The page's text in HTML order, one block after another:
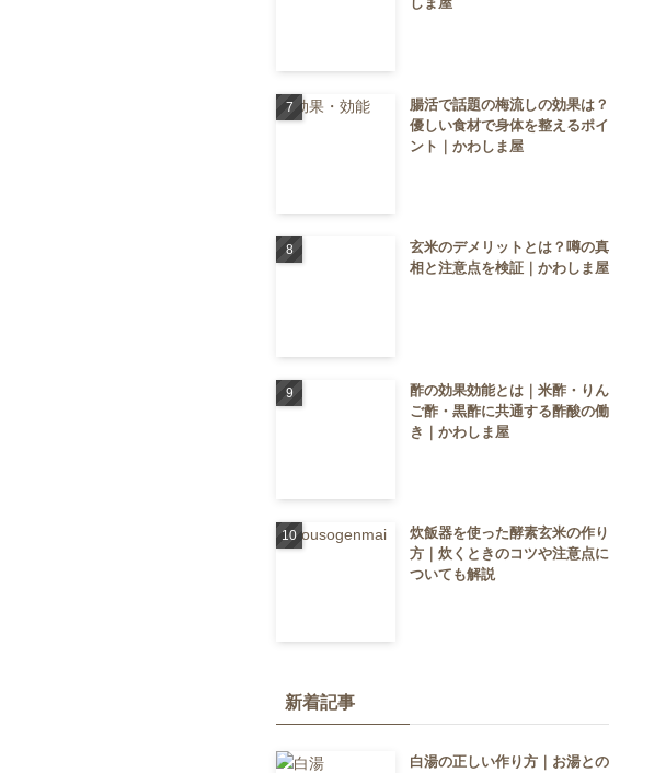
腸活で話題の梅流しの効果は？
優しい食材で身体を整えるポイ
ント｜かわしま屋
玄米のデメリットとは？噂の真
相と注意点を検証｜かわしま屋
酢の効果効能とは｜米酢・りん
ご酢・黒酢に共通する酢酸の働
き｜かわしま屋
炊飯器を使った酵素玄米の作り
方｜炊くときのコツや注意点に
ついても解説
新着記事
白湯の正しい作り方｜お湯との